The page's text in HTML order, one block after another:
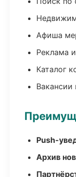
Афиша
Реклама
Каталог
Push-
Архив